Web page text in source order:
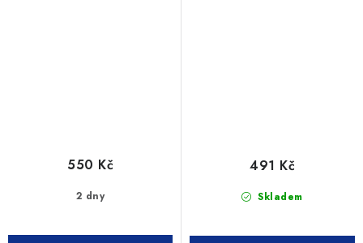
2 dny
550 Kč
Skladem
491 Kč